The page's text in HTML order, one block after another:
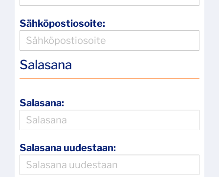
Sähköpostiosoite:
Salasana
Salasana:
Salasana uudestaan: